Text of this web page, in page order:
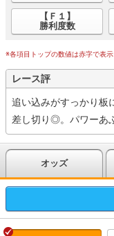
【Ｆ１】
勝利度数
※各項目トップの数値は赤字で表示
レース評
追い込みがすっかり板
差し切り◎。パワーあ
オッズ